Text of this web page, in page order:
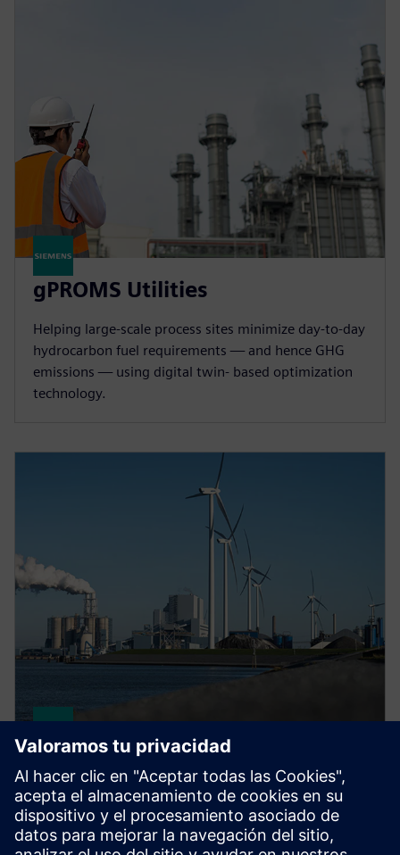
gPROMS Utilities
Helping large-scale process sites minimize day-to-day
hydrocarbon fuel requirements — and hence GHG
emissions — using digital twin- based optimization
technology.
gPROMS for sustainability
Use Digital Twins to accelerate low-carbon process
innovation. Systematically explore designs and
reduce pilot costs to bring sustainable processes to